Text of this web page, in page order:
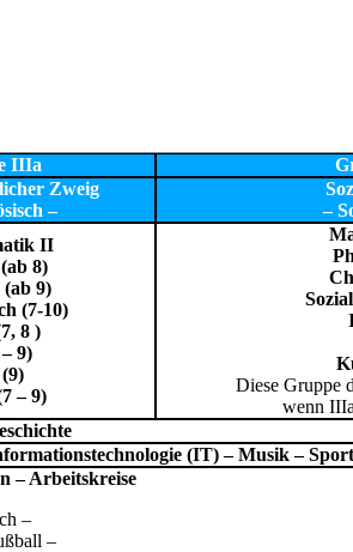
IIIa
Zweig
–
–
II
8)
(ab 9)
(7-10)
8 )
9)
– 9)
Diese Gruppe
wenn
(IT) – Musik –
– Arbeitskreise
–
–